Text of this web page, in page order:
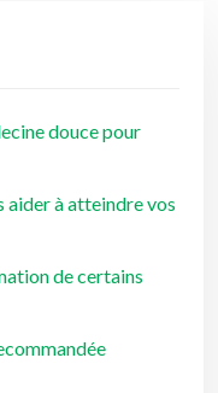
douce pour
aider à atteindre vos
de certains